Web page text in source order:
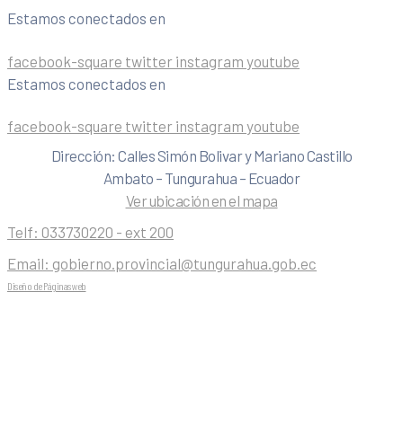
Estamos conectados en
facebook-square twitter instagram youtube
Estamos conectados en
facebook-square twitter instagram youtube
Dirección: Calles Simón Bolivar y Mariano Castillo
Ambato – Tungurahua – Ecuador
Ver ubicación en el mapa
Telf: 033730220 - ext 200
Email: gobierno.provincial@tungurahua.gob.ec
Diseño de Páginas web